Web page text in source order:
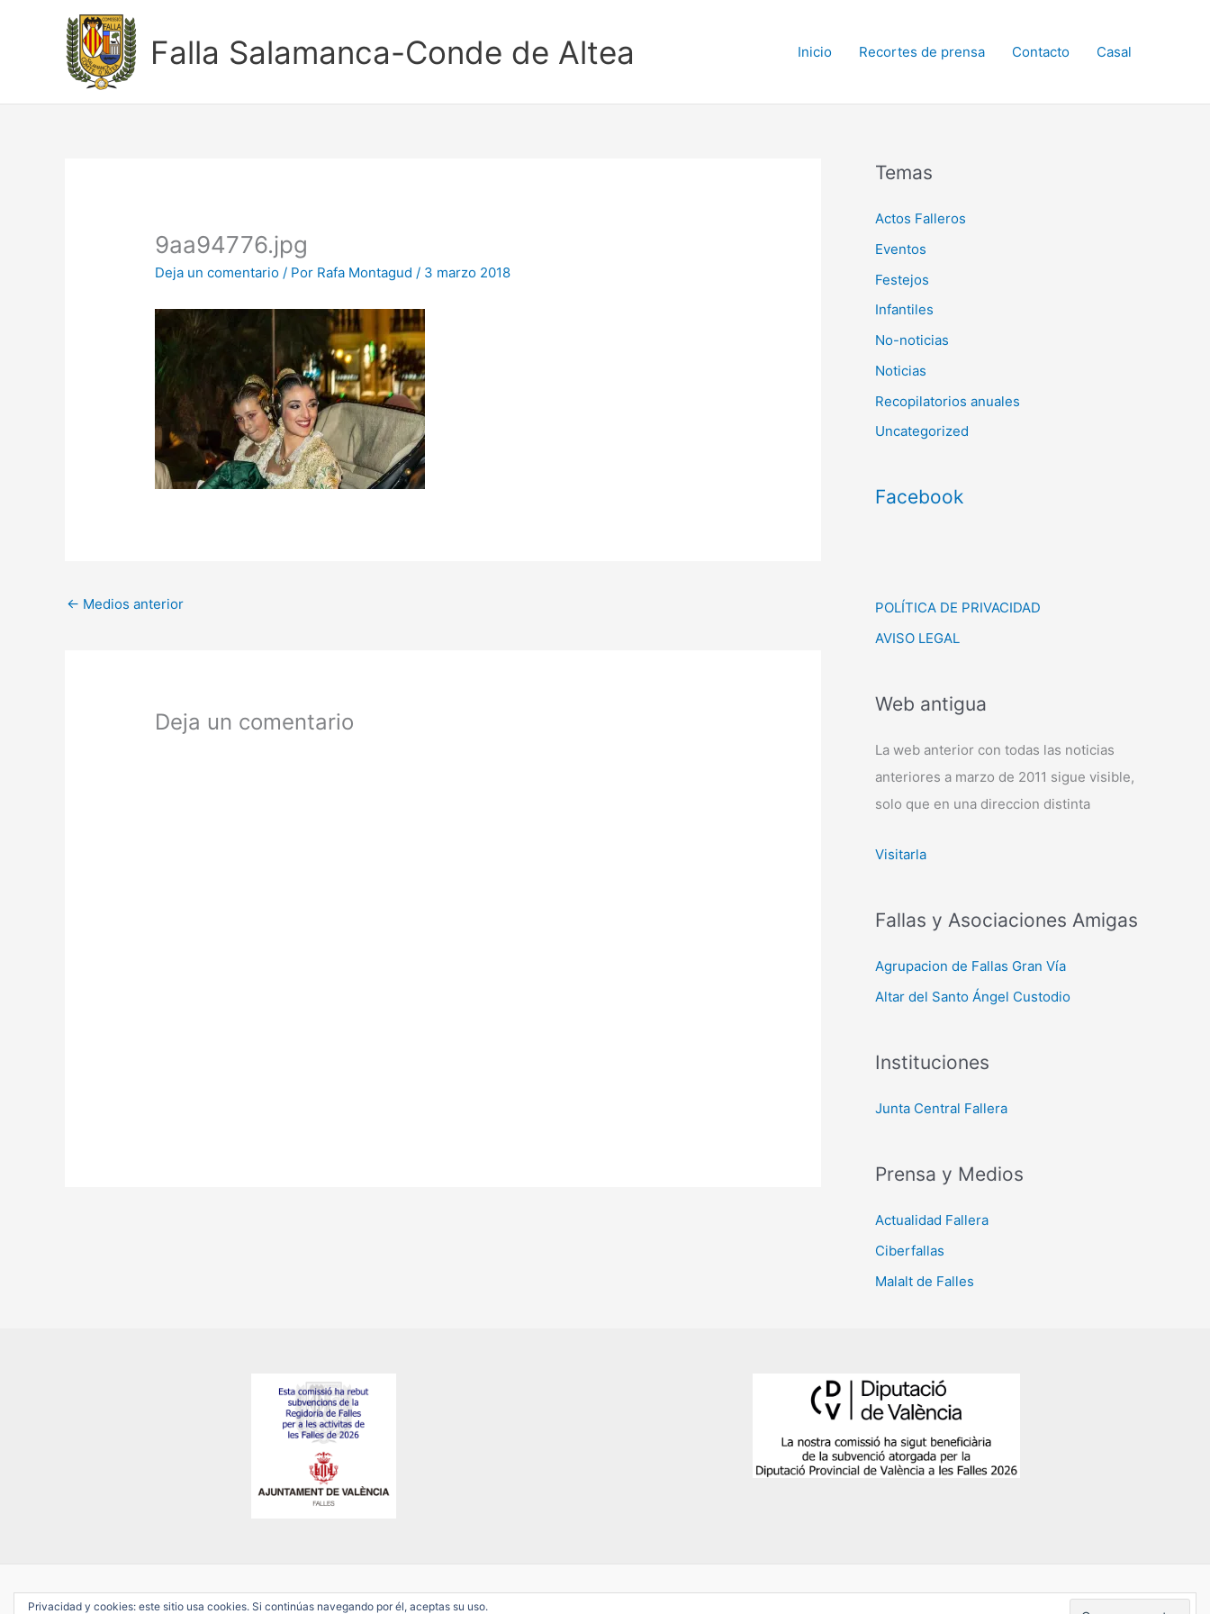
Falla Salamanca-Conde de Altea Inicio Recortes de prensa Contacto Casal
9aa94776.jpg
Deja un comentario / Por Rafa Montagud/ 3 marzo 2018
← Medios anterior
Deja un comentario
Temas
Actos Falleros
Eventos
Festejos
Infantiles
No-noticias
Noticias
Recopilatorios anuales
Uncategorized
Facebook
POLÍTICA DE PRIVACIDAD
AVISO LEGAL
Web antigua
La web anterior con todas las noticias
anteriores a marzo de 2011 sigue visible,
solo que en una direccion distinta
Visitarla
Fallas y Asociaciones Amigas
Agrupacion de Fallas Gran Vía
Altar del Santo Ángel Custodio
Instituciones
Junta Central Fallera
Prensa y Medios
Actualidad Fallera
Ciberfallas
Malalt de Falles
Privacidad y cookies: este sitio usa cookies. Si continúas navegando por él, aceptas su uso.